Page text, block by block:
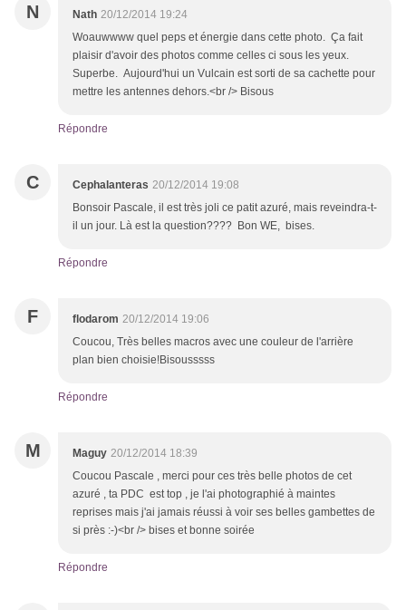
N Nath 20/12/2014 19:24
Woauwwww quel peps et énergie dans cette photo. Ça fait
plaisir d'avoir des photos comme celles ci sous les yeux.
Superbe. Aujourd'hui un Vulcain est sorti de sa cachette pour
mettre les antennes dehors.<br /> Bisous
Répondre
C Cephalanteras 20/12/2014 19:08
Bonsoir Pascale, il est très joli ce patit azuré, mais reveindra-t-
il un jour. Là est la question???? Bon WE, bises.
Répondre
F flodarom 20/12/2014 19:06
Coucou, Très belles macros avec une couleur de l'arrière
plan bien choisie!Bisousssss
Répondre
M Maguy 20/12/2014 18:39
Coucou Pascale , merci pour ces très belle photos de cet
azuré , ta PDC est top , je l'ai photographié à maintes
reprises mais j'ai jamais réussi à voir ses belles gambettes de
si près :-)<br /> bises et bonne soirée
Répondre